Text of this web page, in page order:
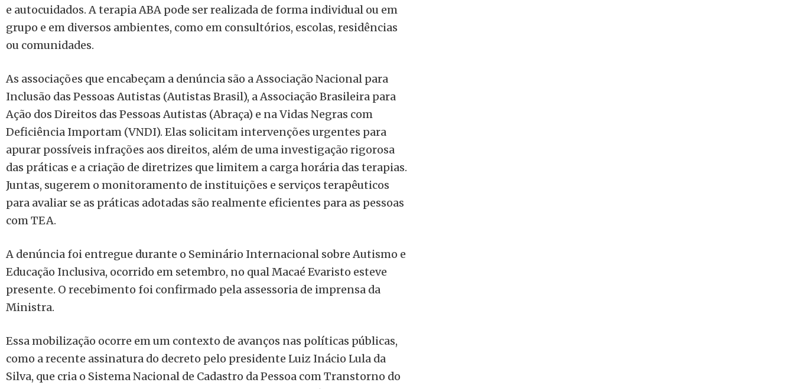
e autocuidados. A terapia ABA pode ser realizada de forma individual ou em
grupo e em diversos ambientes, como em consultórios, escolas, residências
ou comunidades.
As associações que encabeçam a denúncia são a Associação Nacional para
Inclusão das Pessoas Autistas (Autistas Brasil), a Associação Brasileira para
Ação dos Direitos das Pessoas Autistas (Abraça) e na Vidas Negras com
Deficiência Importam (VNDI). Elas solicitam intervenções urgentes para
apurar possíveis infrações aos direitos, além de uma investigação rigorosa
das práticas e a criação de diretrizes que limitem a carga horária das terapias.
Juntas, sugerem o monitoramento de instituições e serviços terapêuticos
para avaliar se as práticas adotadas são realmente eficientes para as pessoas
com TEA.
A denúncia foi entregue durante o Seminário Internacional sobre Autismo e
Educação Inclusiva, ocorrido em setembro, no qual Macaé Evaristo esteve
presente. O recebimento foi confirmado pela assessoria de imprensa da
Ministra.
Essa mobilização ocorre em um contexto de avanços nas políticas públicas,
como a recente assinatura do decreto pelo presidente Luiz Inácio Lula da
Silva, que cria o Sistema Nacional de Cadastro da Pessoa com Transtorno do